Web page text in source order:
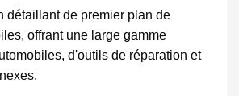
détaillant de premier plan de
offrant une large gamme
d'outils de réparation et